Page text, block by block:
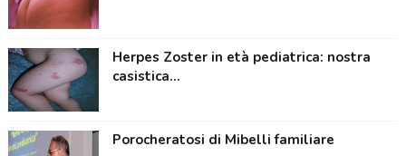
Herpes Zoster in età pediatrica: nostra
casistica...
Porocheratosi di Mibelli familiare